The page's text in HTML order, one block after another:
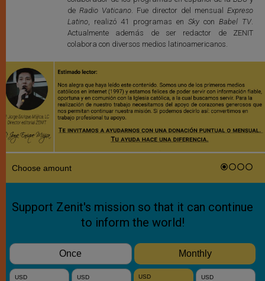
de Radio Vaticano. Fue director del mensualExpreso
Latino, realizó 41 programas en Skycon Babel TV.
Actualmente además de ser redactor de ZENIT
colabora con diversos medios latinoamericanos.